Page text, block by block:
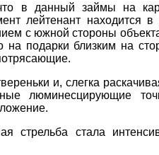
в данный займы на
лейтенант находится в
с южной стороны
на подарки близким на
и, слегка
люминесцирующие
стрельба стала